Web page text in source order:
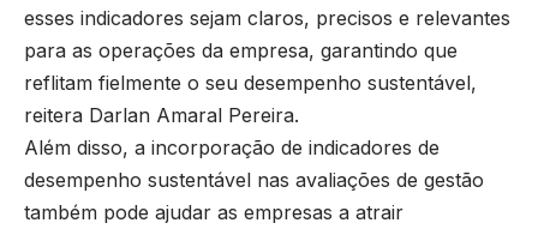
esses indicadores sejam claros, precisos e relevantes
para as operações da empresa, garantindo que
reflitam fielmente o seu desempenho sustentável,
reitera Darlan Amaral Pereira.
Além disso, a incorporação de indicadores de
desempenho sustentável nas avaliações de gestão
também pode ajudar as empresas a atrair